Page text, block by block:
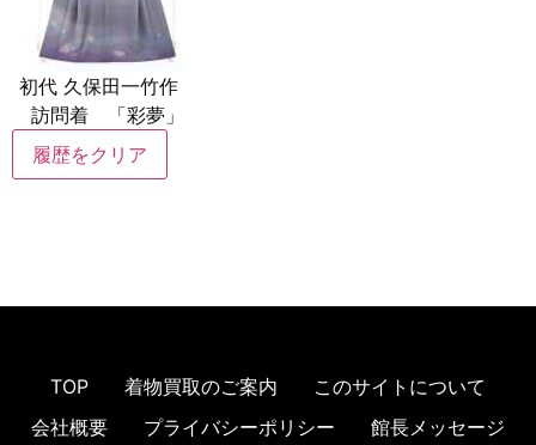
初代 久保田一竹作
訪問着 「彩夢」
履歴をクリア
TOP 着物買取のご案内
このサイトについて
会社概要
プライバシーポリシー 館長メッセージ